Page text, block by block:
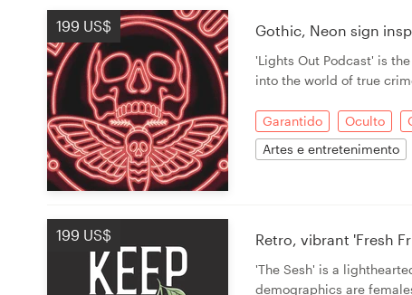
199 US$ Gothic, Neon sign
'Lights Out Podcast' is
into the world of true
Garantido Oculto
Artes e entretenimento
199 US$ Retro, vibrant 'Fresh
'The Sesh' is a
demographics are